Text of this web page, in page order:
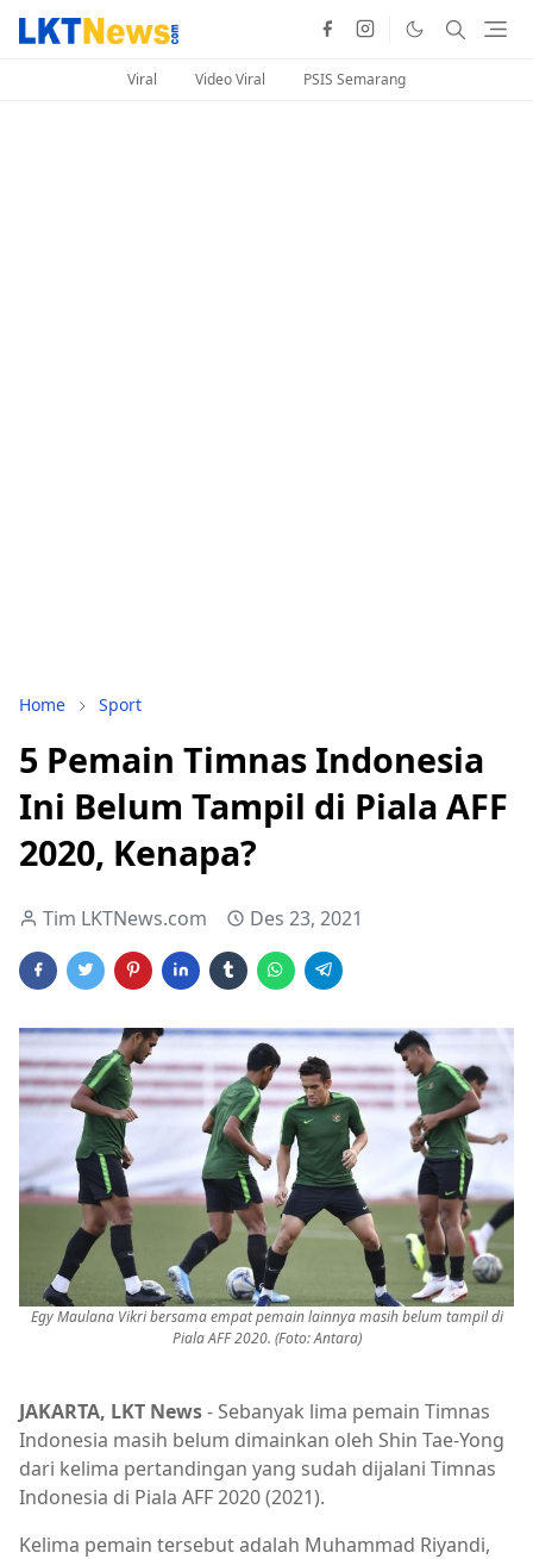
Viral Video Viral PSIS Semarang
Home Sport
5 Pemain Timnas Indonesia
Ini Belum Tampil di Piala AFF
2020, Kenapa?
Tim LKTNews.com Des 23, 2021
Egy Maulana Vikri bersama empat pemain lainnya masih belum tampil di
Piala AFF 2020. (Foto: Antara)
JAKARTA, LKT News- Sebanyak lima pemain Timnas
Indonesia masih belum dimainkan oleh Shin Tae-Yong
dari kelima pertandingan yang sudah dijalani Timnas
Indonesia di Piala AFF 2020 (2021).
Kelima pemain tersebut adalah Muhammad Riyandi,